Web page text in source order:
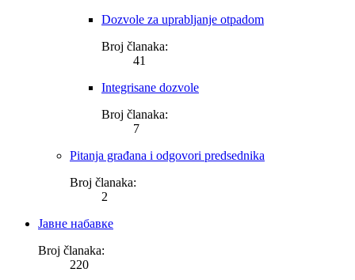
Dozvole za uprabljanje otpadom
Broj članaka:
41
Integrisane dozvole
Broj članaka:
7
Pitanja građana i odgovori predsednika
Broj članaka:
2
Јавне набавке
Broj članaka:
220